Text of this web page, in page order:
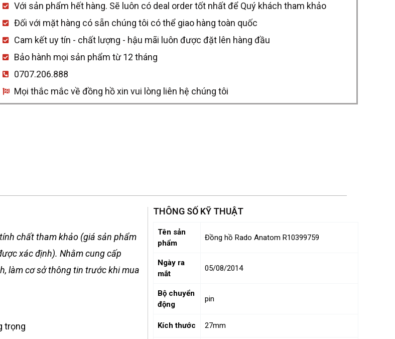
Với sản phẩm hết hàng. Sẽ luôn có deal order tốt nhất để Quý khách tham khảo
Đối với mặt hàng có sẵn chúng tôi có thể giao hàng toàn quốc
Cam kết uy tín - chất lượng - hậu mãi luôn được đặt lên hàng đầu
Bảo hành mọi sản phẩm từ 12 tháng
0707.206.888
Mọi thắc mắc về đồng hồ xin vui lòng liên hệ chúng tôi
chất tham khảo (giá sản phẩm
xác định). Nhằm cung cấp
làm cơ sở thông tin trước khi mua
trọng
THÔNG SỐ KỸ THUẬT
Tên sản
phẩm
Đồng hồ Rado Anatom R10399759
Ngày ra
mắt
05/08/2014
Bộ chuyển
động
pin
Kích thước 27mm